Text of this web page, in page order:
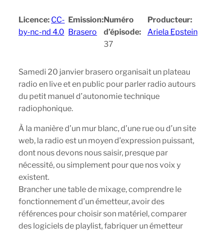
Licence: CC-
by-nc-nd 4.0
Emission:
Brasero
Numéro
d’épisode:
37
Producteur:
Ariela Epstein
Samedi 20 janvier brasero organisait un plateau
radio en live et en public pour parler radio autours
du petit manuel d’autonomie technique
radiophonique.
À la manière d’un mur blanc, d’une rue ou d’un site
web, la radio est un moyen d’expression puissant,
dont nous devons nous saisir, presque par
nécessité, ou simplement pour que nos voix y
existent.
Brancher une table de mixage, comprendre le
fonctionnement d’un émetteur, avoir des
références pour choisir son matériel, comparer
des logiciels de playlist, fabriquer un émetteur